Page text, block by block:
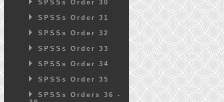
SPSSs Order 30
SPSSs Order 31
SPSSs Order 32
SPSSs Order 33
SPSSs Order 34
SPSSs Order 35
SPSSs Orders 36 -